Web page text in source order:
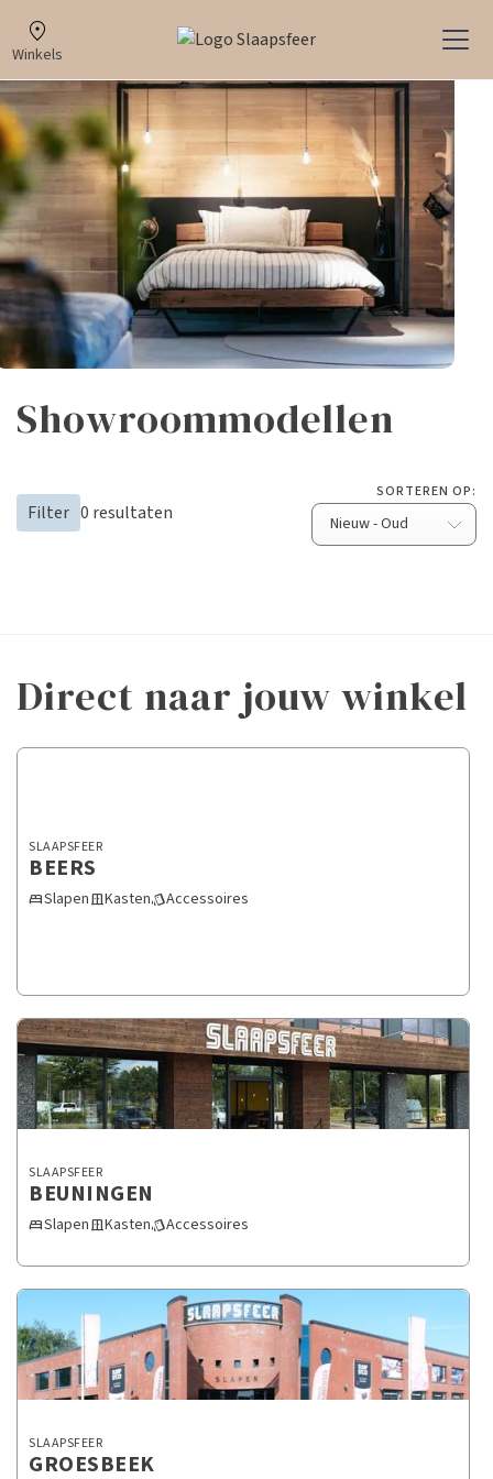
Winkels
Showroommodellen
Filter 0 resultaten
SORTEREN OP:
Direct naar jouw winkel
SLAAPSFEER
BEERS
bedSlapendoor_slidingKastenstyleAccessoires
SLAAPSFEER
BEUNINGEN
bedSlapendoor_slidingKastenstyleAccessoires
SLAAPSFEER
GROESBEEK